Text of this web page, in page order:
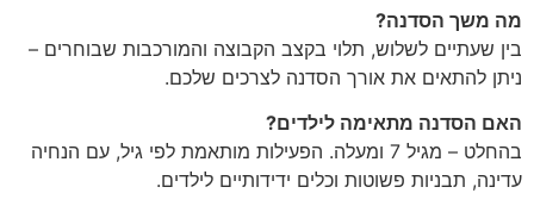
מה משך הסדנה?
בין שעתיים לשלוש, תלוי בקצב הקבוצה והמורכבות שבוחרים –
ניתן להתאים את אורך הסדנה לצרכים שלכם.
האם הסדנה מתאימה לילדים?
בהחלט – מגיל 7 ומעלה. הפעילות מותאמת לפי גיל, עם הנחיה
עדינה, תבניות פשוטות וכלים ידידותיים לילדים.